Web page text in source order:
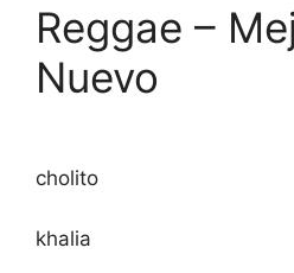
Reggae –
Nuevo
cholito
khalia